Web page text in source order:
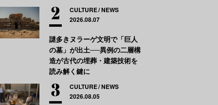
CULTURE NEWS
2026.08.07
謎多きヌラーゲ文明で「巨人
の墓」が出土──異例の二層構
造が古代の埋葬・建築技術を
読み解く鍵に
CULTURE NEWS
2026.08.05